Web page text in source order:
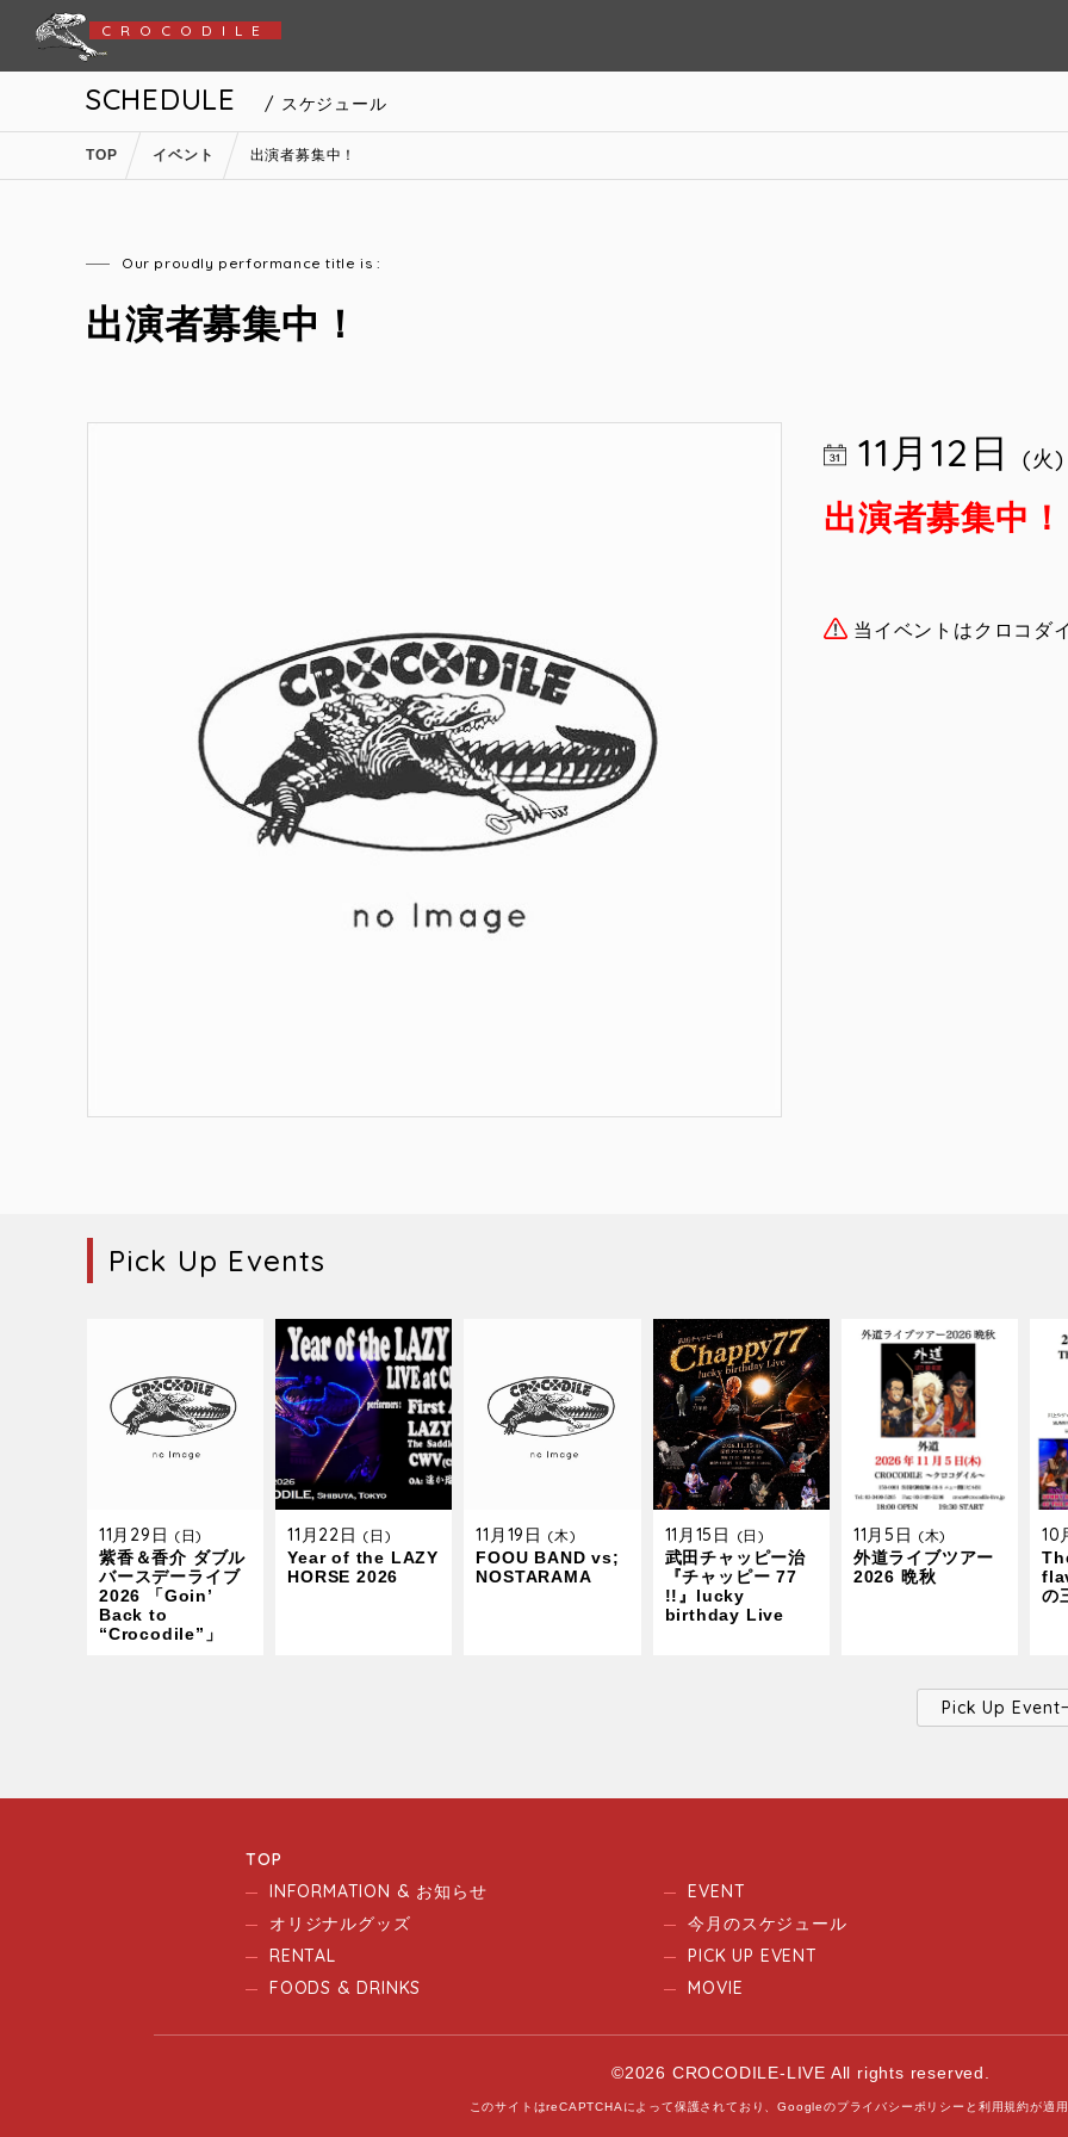
CROCODILE
SCHEDULE / スケジュール
TOP イベント 出演者募集中！
Our proudly performance title is :
出演者募集中！
11月12日(火)
出演者募集中！
当イベントはクロコダ
Pick Up Events
11月29日 (日)
紫香＆香介 ダブル
バースデーライブ
2026 「Goin’
Back to
“Crocodile”」
11月22日 (日)
Year of the LAZY
HORSE 2026
11月19日 (木)
FOOU BAND vs;
NOSTARAMA
11月15日 (日)
武田チャッピー治
『チャッピー 77
!!』lucky
birthday Live
11月5日 (木)
外道ライブツアー
2026 晩秋
10
の
Pick Up Event
TOP
INFORMATION & お知らせ
オリジナルグッズ
RENTAL
FOODS & DRINKS
EVENT
今月のスケジュール
PICK UP EVENT
MOVIE
©2026 CROCODILE-LIVE All rights reserved.
このサイトはreCAPTCHAによって保護されており、Googleのプライバシーポリシー と 利用規約が適